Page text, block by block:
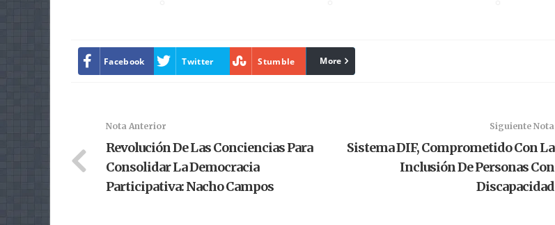
Facebook Twitter Stumble linkedin
More
Nota Anterior
Revolución De Las Conciencias Para
Consolidar La Democracia
Participativa: Nacho Campos
Siguiente Nota
Sistema DIF, Comprometido Con La
Inclusión De Personas Con
Discapacidad